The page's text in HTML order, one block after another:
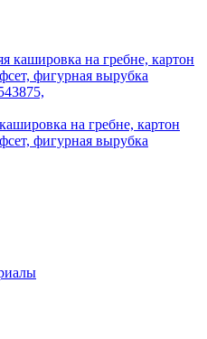
на гребне, картон
фигурная вырубка